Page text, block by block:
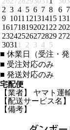
2 3 4 5 6 7 8
9 1011 12131415
161718192021 22
23242526272829
3031 1 2 3 4 5
6 7
13
20
27
■ 休業日（受注・発
■ 受注対応のみ
■ 発送対応のみ
宅配便
【業者】 ヤマト運
【配送サービス名
【備考】